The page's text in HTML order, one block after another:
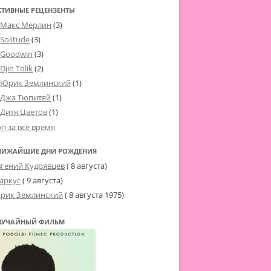
РЕЦЕНЗЕНТЫ
Макс Мерлин (3)
Solitude(3)
Goodwin (3)
Djin Tolik(2)
Юрик Землинский (1)
Джа Тюпитяй (1)
Дитя Цветов(1)
за всё время
ДНИ РОЖДЕНИЯ
Кудрявцев( 8 августа)
( 9 августа)
Землинский (8 августа 1975)
ФИЛЬМ